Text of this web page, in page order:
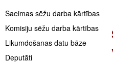
Saeimas sēžu darba kārtības
Komisiju sēžu darba kārtības
Likumdošanas datu bāze
Deputāti